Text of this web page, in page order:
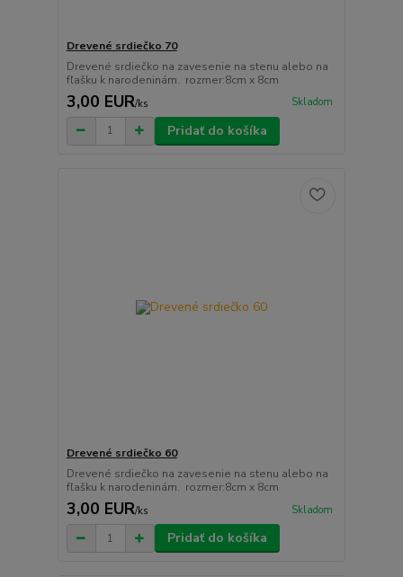
Drevené srdiečko 70
Drevené srdiečko na zavesenie na stenu alebo na
fľašku k narodeninám. rozmer:8cm x 8cm
3,00 EUR/ks Skladom
Pridať do košíka
Drevené srdiečko 60
Drevené srdiečko na zavesenie na stenu alebo na
fľašku k narodeninám. rozmer:8cm x 8cm
3,00 EUR/ks Skladom
Pridať do košíka